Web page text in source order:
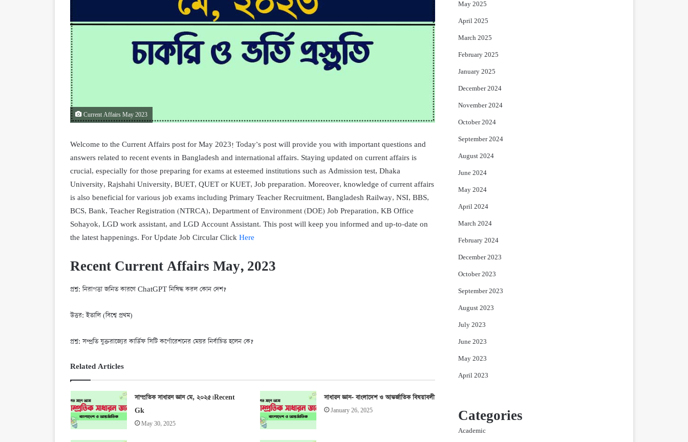
Current Affairs May 2023
Welcome to the Current Affairs post for May 2023! Today’s post will provide you with important questions and
answers related to recent events in Bangladesh and international affairs. Staying updated on current affairs is
crucial, especially for those preparing for exams at esteemed institutions such as Admission test, Dhaka
University, Rajshahi University, BUET, QUET or KUET, Job preparation. Moreover, knowledge of current affairs
is also beneficial for various job exams including Primary Teacher Recruitment, Bangladesh Railway, NSI, BBS,
BCS, Bank, Teacher Registration (NTRCA), Department of Environment (DOE) Job Preparation, KB Office
Sohayok, LGD work assistant, and LGD Account Assistant. This post will keep you informed and up-to-date on
the latest happenings. For Update Job Circular Click Here
Recent Current Affairs May, 2023
প্রশ্ন: নিরাপত্তা জনিত কারণে ChatGPT নিষিদ্ধ করল কোন দেশ?
উত্তর: ইতালি (বিশ্বে প্রথম)
প্রশ্ন: সম্প্রতি যুক্তরাজ্যের কার্ডিফ সিটি কর্পোরেশনের মেয়র নির্বাচিত হলেন কে?
Related Articles
সাম্প্রতিক সাধারন জ্ঞান মে, ২০২৫। Recent
Gk
May 30, 2025
সাধারন জ্ঞান- বাংলাদেশ ও আন্তর্জাতিক বিষয়াবলী
January 26, 2025
May 2025
April 2025
March 2025
February 2025
January 2025
December 2024
November 2024
October 2024
September 2024
August 2024
June 2024
May 2024
April 2024
March 2024
February 2024
December 2023
October 2023
September 2023
August 2023
July 2023
June 2023
May 2023
April 2023
Categories
Academic